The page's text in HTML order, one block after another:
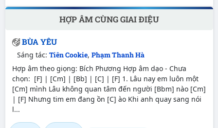
HỢP ÂM CÙNG GIAI ĐIỆU
BÙA YÊU
Sáng tác: Tiên Cookie, Phạm Thanh Hà
Hợp âm theo giọng: Bích Phương Hợp âm dạo - Chưa
chọn: [F] | [Cm] | [Bb] | [C] | [F] 1. Lâu nay em luôn một
[Cm] mình Lâu không quan tâm đến người [Bbm] nào [Cm]
| [F] Nhưng tim em đang ồn [C] ào Khi anh quay sang nói
l...